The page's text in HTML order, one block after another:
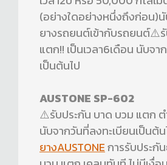
(อย่างใดอย่างหนึ่งถึงก่อน)
ยางรถยนต์เข้ากับรถยนต์⚠️
แตก!! เป็นเวลา6เดือน นับจา
เป็นต้นไป
AUSTONE SP-602
⚠️รับประกัน บาด บวม แตก ต
นับจากวันที่ลงทะเบียนเป็นต้น
ยางAUSTONEการรับประกั